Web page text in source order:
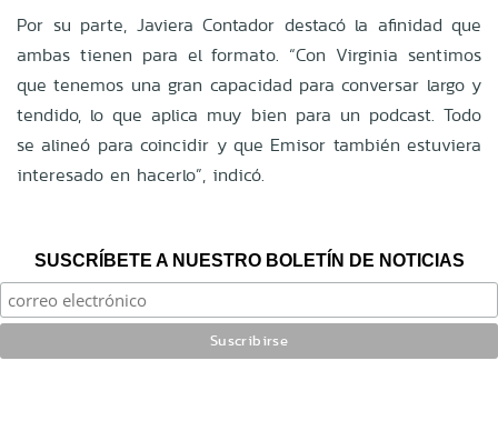
Por su parte, Javiera Contador destacó la afinidad que
ambas tienen para el formato. “Con Virginia sentimos
que tenemos una gran capacidad para conversar largo y
tendido, lo que aplica muy bien para un podcast. Todo
se alineó para coincidir y que Emisor también estuviera
interesado en hacerlo”, indicó.
SUSCRÍBETE A NUESTRO BOLETÍN DE NOTICIAS